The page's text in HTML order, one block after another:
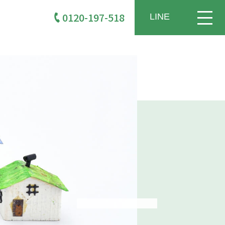
0120-197-518 LINE